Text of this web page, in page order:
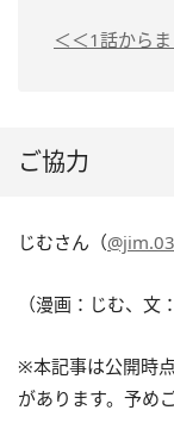
＜＜1話から
ご協力
じむさん（
（漫画：じむ、文
※本記事は公開時
があります。予め